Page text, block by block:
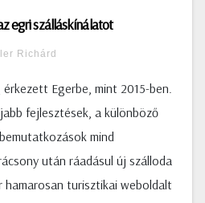
egri szálláskínálatot
Richárd
Egerbe, mint 2015-ben.
fejlesztések, a különböző
mind
után ráadásul új szálloda
hamarosan turisztikai weboldalt